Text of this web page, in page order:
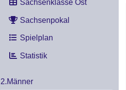
Sachsenklasse Ost
Sachsenpokal
Spielplan
Statistik
2.Männer